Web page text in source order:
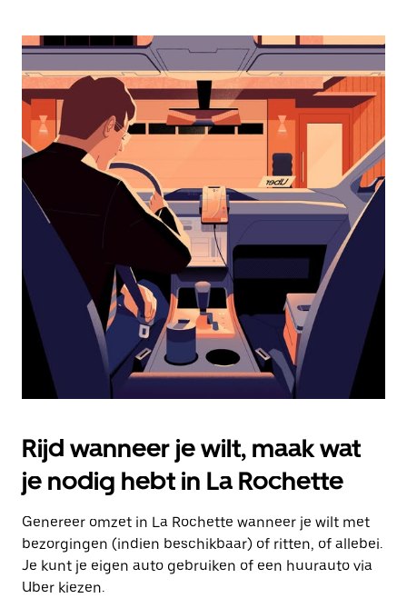
de
te
openen
een
datum
te
selecteren.
Druk
Escape
agenda
te
sluiten.
Rijd wanneer je wilt, maak wat
je nodig hebt in La Rochette
Genereer omzet in La Rochette wanneer je wilt met
bezorgingen (indien beschikbaar) of ritten, of allebei.
Je kunt je eigen auto gebruiken of een huurauto via
Uber kiezen.